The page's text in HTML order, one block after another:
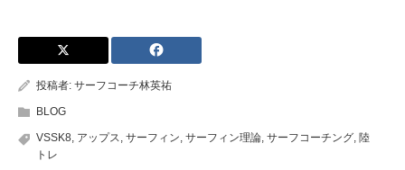
投稿者: サーフコーチ林英祐
BLOG
VSSK8, アップス, サーフィン, サーフィン理論, サーフコーチング, 陸
トレ